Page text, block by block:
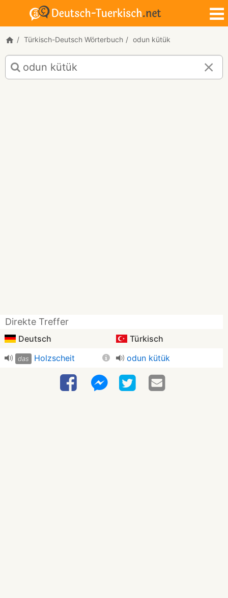
Türkisch-Deutsch Wörterbuch odun kütük
Türkisch-
Deutsch
Übersetzung
Direkte Treffer
Deutsch Türkisch
das Holzscheit odun kütük